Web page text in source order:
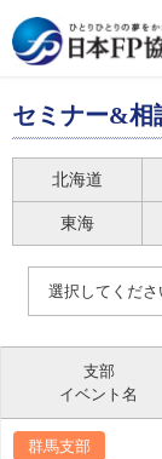
セミナー&相
北海道
東海
選択してくださ
支部
イベント名
群馬支部